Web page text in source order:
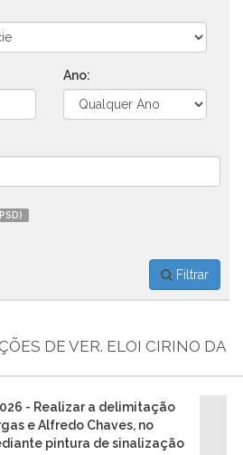
Ano:
Filtrar
DE VER. ELOI CIRINO DA
- Realizar a delimitação
e Alfredo Chaves, no
pintura de sinalização